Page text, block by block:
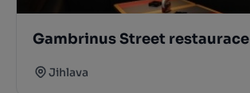
Gambrinus Street restaurace
Jihlava